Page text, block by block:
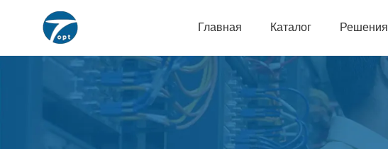
Главная Каталог Решения